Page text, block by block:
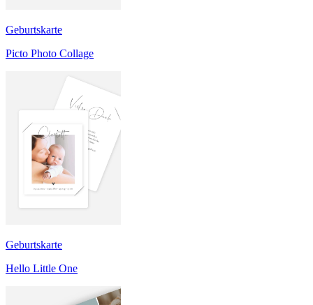
Geburtskarte
Picto Photo Collage
Geburtskarte
Hello Little One